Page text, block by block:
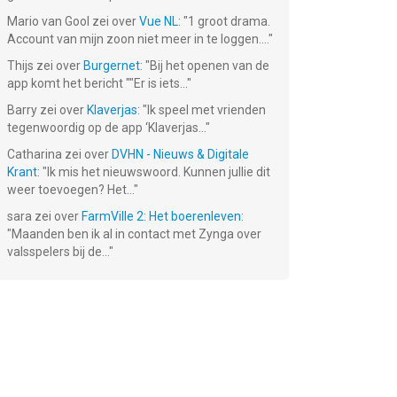
Mario van Gool zei overVue NL: "1 groot drama.
Account van mijn zoon niet meer in te loggen.... "
Thijs zei over Burgernet: "Bij het openen van de
app komt het bericht ""Er is iets... "
Barry zei over Klaverjas: " Ik speel met vrienden
tegenwoordig op de app ‘Klaverjas... "
Catharina zei over DVHN - Nieuws & Digitale
Krant: " Ik mis het nieuwswoord. Kunnen jullie dit
weer toevoegen? Het... "
sara zei over FarmVille 2: Het boerenleven:
"Maanden ben ik al in contact met Zynga over
valsspelers bij de... "